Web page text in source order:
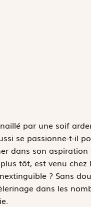
par une soif
se passionne-t-il
dans son aspiration
tôt, est venu chez
? Sans
dans les